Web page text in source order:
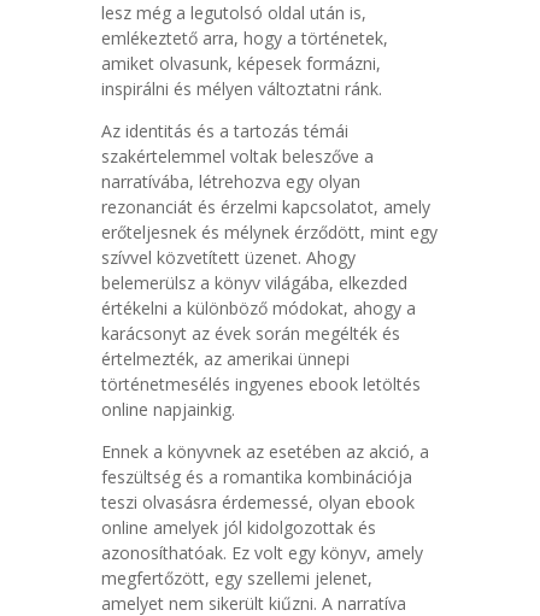
lesz még a legutolsó oldal után is,
emlékeztető arra, hogy a történetek,
amiket olvasunk, képesek formázni,
inspirálni és mélyen változtatni ránk.
Az identitás és a tartozás témái
szakértelemmel voltak beleszőve a
narratívába, létrehozva egy olyan
rezonanciát és érzelmi kapcsolatot, amely
erőteljesnek és mélynek érződött, mint egy
szívvel közvetített üzenet. Ahogy
belemerülsz a könyv világába, elkezded
értékelni a különböző módokat, ahogy a
karácsonyt az évek során megélték és
értelmezték, az amerikai ünnepi
történetmesélés ingyenes ebook letöltés
online napjainkig.
Ennek a könyvnek az esetében az akció, a
feszültség és a romantika kombinációja
teszi olvasásra érdemessé, olyan ebook
online amelyek jól kidolgozottak és
azonosíthatóak. Ez volt egy könyv, amely
megfertőzött, egy szellemi jelenet,
amelyet nem sikerült kiűzni. A narratíva